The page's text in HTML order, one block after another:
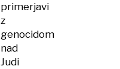
primerjavi
z
genocidom
nad
Judi